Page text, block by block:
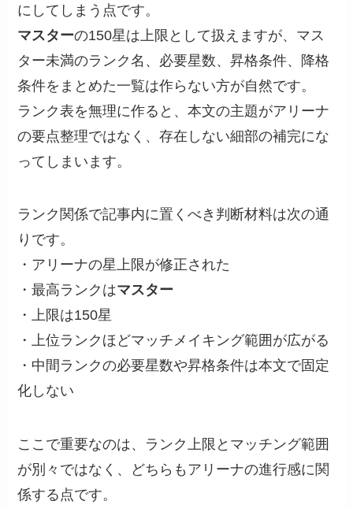
にしてしまう点です。
マスターの150星は上限として扱えますが、マス
ター未満のランク名、必要星数、昇格条件、降格
条件をまとめた一覧は作らない方が自然です。
ランク表を無理に作ると、本文の主題がアリーナ
の要点整理ではなく、存在しない細部の補完にな
ってしまいます。
ランク関係で記事内に置くべき判断材料は次の通
りです。
・アリーナの星上限が修正された
・最高ランクはマスター
・上限は150星
・上位ランクほどマッチメイキング範囲が広がる
・中間ランクの必要星数や昇格条件は本文で固定
化しない
ここで重要なのは、ランク上限とマッチング範囲
が別々ではなく、どちらもアリーナの進行感に関
係する点です。